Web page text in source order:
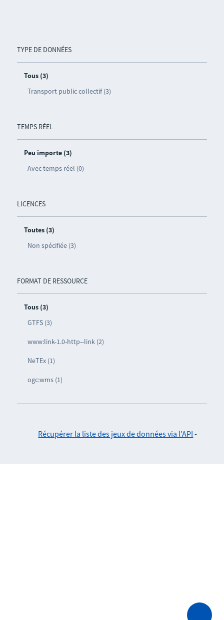
TYPE DE DONNÉES
Tous (3)
Transport public collectif (3)
TEMPS RÉEL
Peu importe (3)
Avec temps réel (0)
LICENCES
Toutes (3)
Non spécifiée (3)
FORMAT DE RESSOURCE
Tous (3)
GTFS (3)
www:link-1.0-http--link (2)
NeTEx (1)
ogc:wms (1)
Récupérer la liste des jeux de données via l'API -